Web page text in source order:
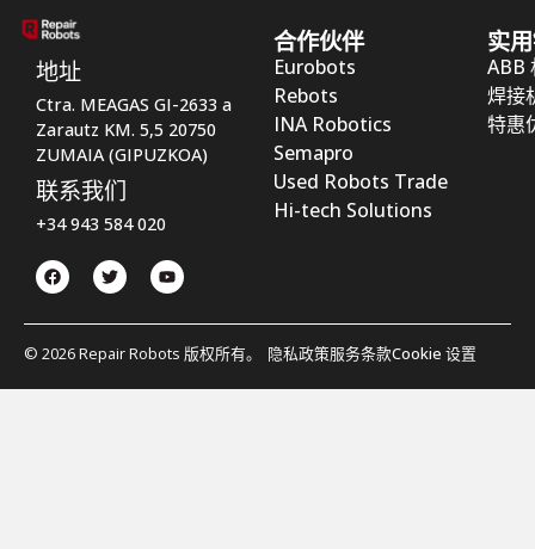
地址
Ctra. MEAGAS GI-2633 a
Zarautz KM. 5,5 20750
ZUMAIA (GIPUZKOA)
联系我们
+34 943 584 020
合作伙伴
Eurobots
Rebots
INA Robotics
Semapro
Used Robots Trade
Hi-tech Solutions
实
ABB
焊接
特惠
© 2026 Repair Robots 版权所有。 隐私政策服务条款Cookie 设置